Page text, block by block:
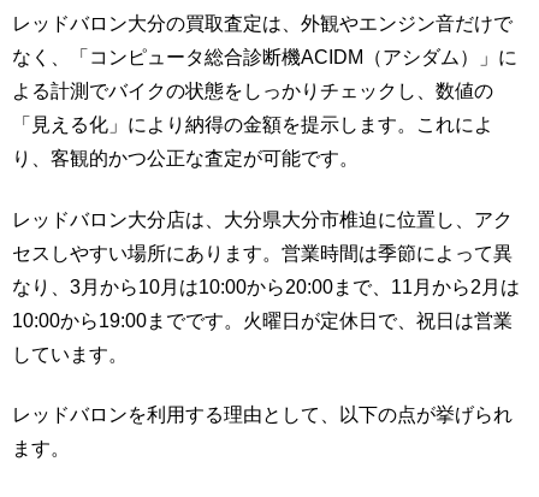
レッドバロン大分の買取査定は、外観やエンジン音だけで
なく、「コンピュータ総合診断機ACIDM（アシダム）」に
よる計測でバイクの状態をしっかりチェックし、数値の
「見える化」により納得の金額を提示します。これによ
り、客観的かつ公正な査定が可能です。
レッドバロン大分店は、大分県大分市椎迫に位置し、アク
セスしやすい場所にあります。営業時間は季節によって異
なり、3月から10月は10:00から20:00まで、11月から2月は
10:00から19:00までです。火曜日が定休日で、祝日は営業
しています。
レッドバロンを利用する理由として、以下の点が挙げられ
ます。